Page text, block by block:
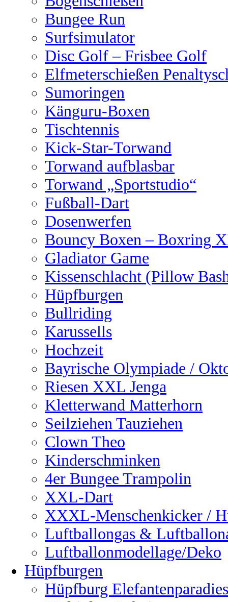
Bungee Run
Surfsimulator
Disc Golf – Frisbee Golf
Elfmeterschießen
Sumoringen
Känguru-Boxen
Tischtennis
Kick-Star-Torwand
Torwand aufblasbar
Torwand „Sportstudio“
Fußball-Dart
Dosenwerfen
Bouncy Boxen – Boxring
Gladiator Game
Kissenschlacht (Pillow
Hüpfburgen
Bullriding
Karussells
Hochzeit
Bayrische Olympiade /
Riesen XXL Jenga
Kletterwand Matterhorn
Seilziehen Tauziehen
Clown Theo
Kinderschminken
4er Bungee Trampolin
XXL-Dart
XXXL-Menschenkicker /
Luftballongas &
Luftballonmodellage/Deko
Hüpfburgen
Hüpfburg Elefantenparadies